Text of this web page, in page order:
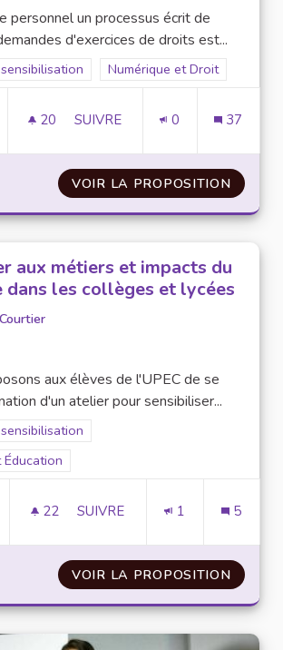
personnel un processus écrit de
d'exercices de droits est...
de la catégorie : Formation et
Filtrer les résultats pour le
Numérique et Droit
20 20 ABONNÉS
SUIVRE 0 37
VOIR LA PROPOSITION MISE
aux métiers et impacts du
dans les collèges et lycées
aux élèves de l'UPEC de se
d'un atelier pour sensibiliser...
de la catégorie : Formation et
pour le secteur : Numérique et Éducation
22 22 ABONNÉS
SUIVRE 1 5
VOIR LA PROPOSITION